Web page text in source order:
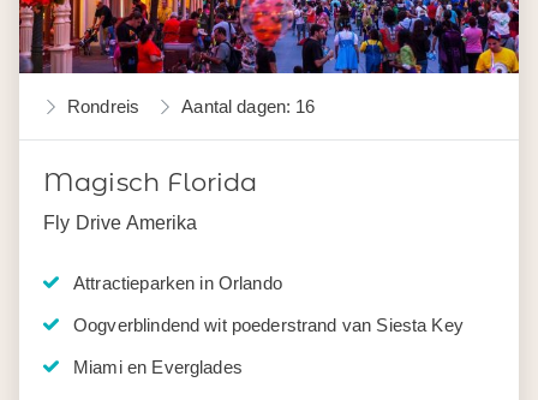
Rondreis Aantal dagen: 16
Magisch Florida
Fly Drive Amerika
Attractieparken in Orlando
Oogverblindend wit poederstrand van Siesta Key
Miami en Everglades